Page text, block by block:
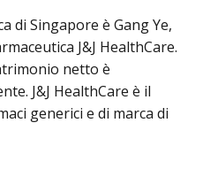
di Singapore è Gang Ye,
J&J HealthCare.
netto è
J&J HealthCare è il
generici e di marca di